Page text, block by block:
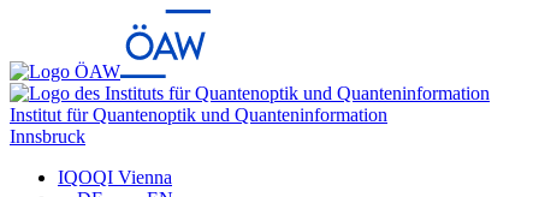
Institut für Quantenoptik und Quanteninformation
Innsbruck
IQOQI Vienna